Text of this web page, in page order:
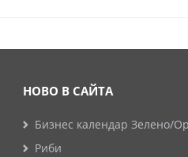
НОВО В САЙТА
Бизнес календар Зелено/
Риби